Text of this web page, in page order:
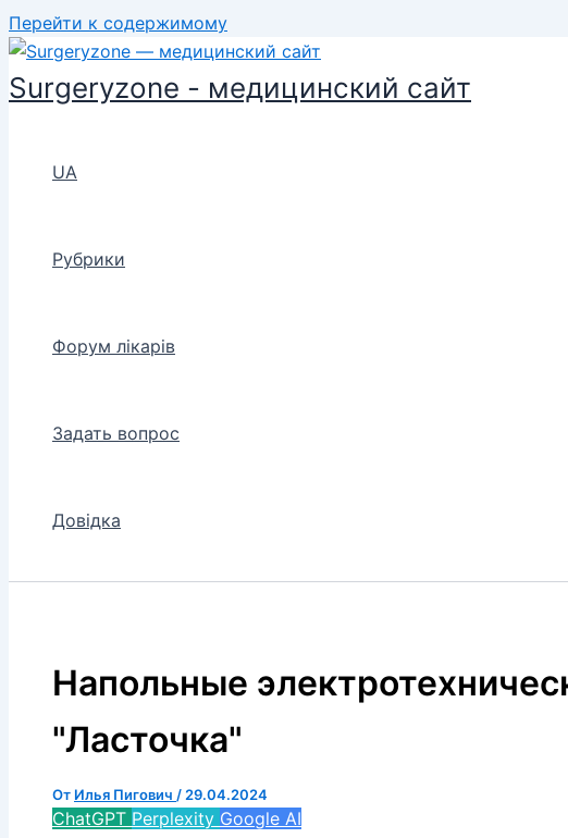
Перейти к содержимому
Surgeryzone - медицинский сайт
UA
Рубрики
Форум лікарів
Задать вопрос
Довідка
Напольные
"Ласточка"
От Илья Пигович / 29.04.2024
ChatGPT Perplexity Google AI